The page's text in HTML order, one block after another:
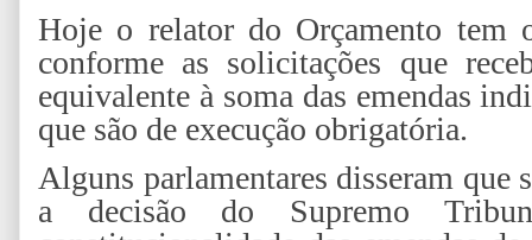
Hoje o relator do Orçamento tem
conforme as solicitações que
equivalente à soma das emendas
que são de execução obrigatória.
Alguns parlamentares disseram que
a decisão do Supremo